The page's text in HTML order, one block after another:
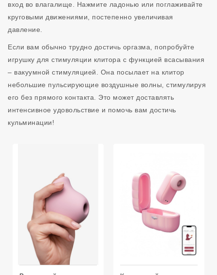
вход во влагалище. Нажмите ладонью или поглаживайте
круговыми движениями, постепенно увеличивая
давление.
Если вам обычно трудно достичь оргазма, попробуйте
игрушку для стимуляции клитора с функцией всасывания
– вакуумной стимуляцией. Она посылает на клитор
небольшие пульсирующие воздушные волны, стимулируя
его без прямого контакта. Это может доставлять
интенсивное удовольствие и помочь вам достичь
кульминации!